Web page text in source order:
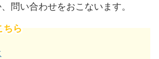
問い合わせをおこないます。
ちら